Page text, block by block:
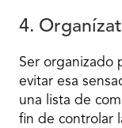
4.
Ser organizado
evitar esa
una lista de
fin de controlar